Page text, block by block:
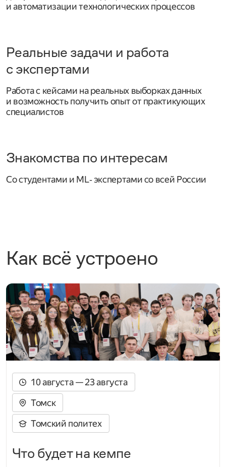
и автоматизации технологических процессов
Реальные задачи и работа
с экспертами
Работа с кейсами на реальных выборках данных
и возможность получить опыт от практикующих
специалистов
Знакомства по интересам
Со студентами и ML‑ экспертами со всей России
Как всё устроено
10 августа — 23 августа
Томск
Томский политех
Что будет на кемпе